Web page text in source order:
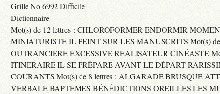
Grille No 6992 Difficile
Dictionnaire
Mot(s) de 12 lettres : CHLOROFORMER ENDORMIR
MINIATURISTE IL PEINT SUR LES MANUSCRITS Mot(s) de
OUTRANCIERE EXCESSIVE REALISATEUR CINÉASTE
ITINERAIRE IL SE PRÉPARE AVANT LE DÉPART
COURANTS Mot(s) de 8 lettres : ALGARADE BRUSQUE
VERBALE BAPTEMES BÉNÉDICTIONS OREILLES LES